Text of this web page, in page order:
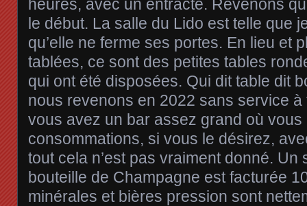
heures, avec un entracte. Revenons
le début. La salle du Lido est telle que
qu’elle ne ferme ses portes. En lieu et
tablées, ce sont des petites tables
qui ont été disposées. Qui dit table dit
nous revenons en 2022 sans service à
vous avez un bar assez grand où
consommations, si vous le désirez,
tout cela n’est pas vraiment donné. Un
bouteille de Champagne est facturée
minérales et bières pression sont